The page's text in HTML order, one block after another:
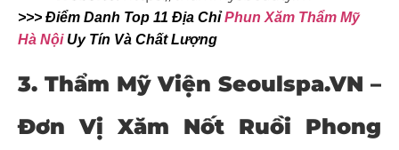
>>> Điểm Danh Top 11 Địa ChỉPhun Xăm Thẩm Mỹ
Hà NộiUy Tín Và Chất Lượng
3. Thẩm Mỹ Viện Seoulspa.VN –
Đơn Vị Xăm Nốt Ruồi Phong